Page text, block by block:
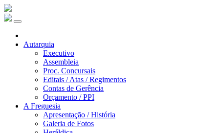
Autarquia
Executivo
Assembleia
Proc. Concursais
Editais / Atas / Regimentos
Contas de Gerência
Orçamento / PPI
A Freguesia
Apresentação / História
Galeria de Fotos